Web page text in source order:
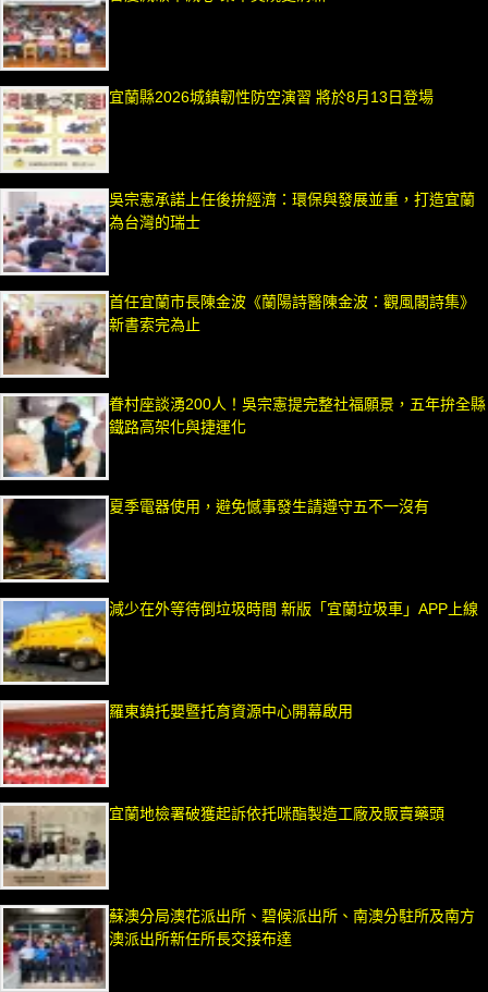
宜蘭縣2026城鎮韌性防空演習 將於8月13日登場
吳宗憲承諾上任後拚經濟：環保與發展並重，打造宜蘭
為台灣的瑞士
首任宜蘭市長陳金波《蘭陽詩醫陳金波：觀風閣詩集》
新書索完為止
眷村座談湧200人！吳宗憲提完整社福願景，五年拚全縣
鐵路高架化與捷運化
夏季電器使用，避免憾事發生請遵守五不一沒有
減少在外等待倒垃圾時間 新版「宜蘭垃圾車」APP上線
羅東鎮托嬰暨托育資源中心開幕啟用
宜蘭地檢署破獲起訴依托咪酯製造工廠及販賣藥頭
蘇澳分局澳花派出所、碧候派出所、南澳分駐所及南方
澳派出所新任所長交接布達